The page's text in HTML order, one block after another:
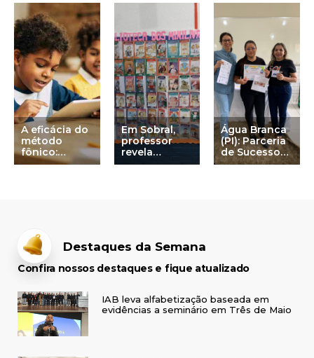
A eficácia do
método
fônico:
estudo de
Em Sobral,
professor
revela
segredo da
número 1 do
IDEB
Água Branca
(PI): Parceria
de Sucesso
na
Destaques da Semana
Confira nossos destaques e fique atualizado
IAB leva alfabetização baseada em
evidências a seminário em Três de Maio